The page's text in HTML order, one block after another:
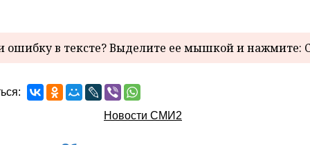
в тексте? Выделите ее мышкой и нажмите:
Новости СМИ2